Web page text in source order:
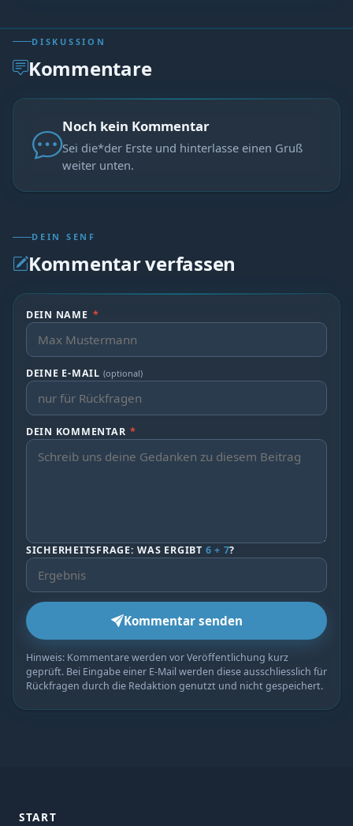
DISKUSSION
Kommentare
Noch kein Kommentar
Sei die*der Erste und hinterlasse einen Gruß
weiter unten.
DEIN SENF
Kommentar verfassen
DEIN NAME *
DEINE E-MAIL (optional)
DEIN KOMMENTAR *
SICHERHEITSFRAGE: WAS ERGIBT 6 + 7?
Kommentar senden
Hinweis: Kommentare werden vor Veröffentlichung kurz
geprüft. Bei Eingabe einer E-Mail werden diese ausschliesslich für
Rückfragen durch die Redaktion genutzt und nicht gespeichert.
START